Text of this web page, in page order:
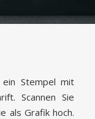
Stempel mit
Scannen Sie
als Grafik hoch.